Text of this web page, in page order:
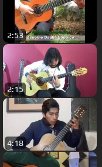
2:53
2:15
4:18